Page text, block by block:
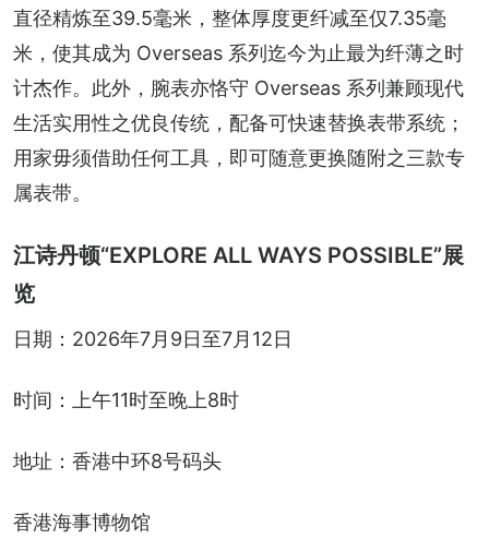
直径精炼至39.5毫米，整体厚度更纤减至仅7.35毫
米，使其成为 Overseas 系列迄今为止最为纤薄之时
计杰作。此外，腕表亦恪守 Overseas 系列兼顾现代
生活实用性之优良传统，配备可快速替换表带系统；
用家毋须借助任何工具，即可随意更换随附之三款专
属表带。
江诗丹顿“EXPLORE ALL WAYS POSSIBLE”展
览
日期：2026年7月9日至7月12日
时间：上午11时至晚上8时
地址：香港中环8号码头
香港海事博物馆